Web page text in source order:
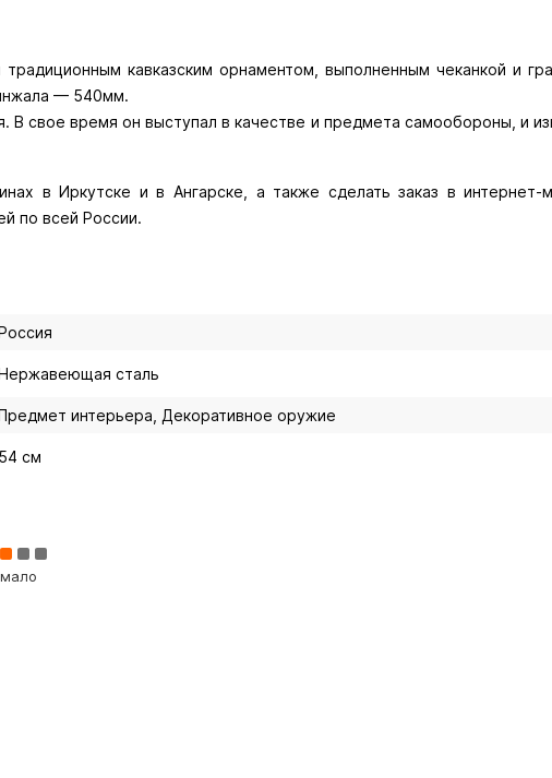
кавказским орнаментом, выполненным чеканкой и
— 540мм.
свое время он выступал в качестве и предмета самообороны, и
в Иркутске и в Ангарске, а также сделать заказ в интернет-
по всей России.
сталь
интерьера, Декоративное оружие
54 см
мало